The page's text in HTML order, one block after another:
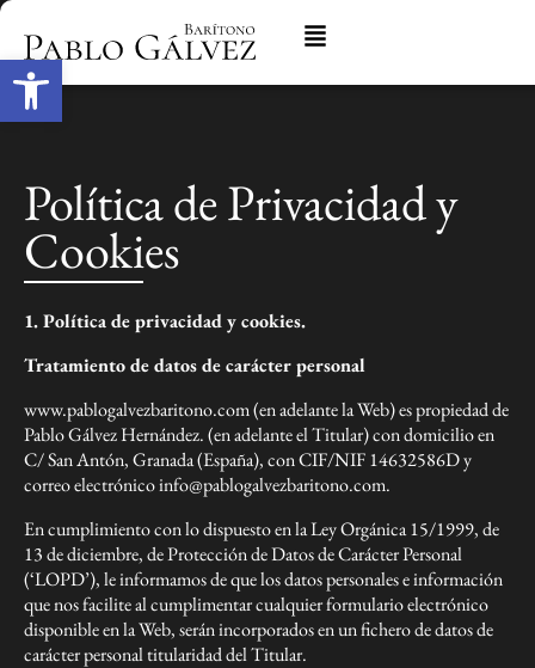
Abrir barra de herramientas
Política de Privacidad y
Cookies
1. Política de privacidad y cookies.
Tratamiento de datos de carácter personal
www.pablogalvezbaritono.com (en adelante la Web) es propiedad de
Pablo Gálvez Hernández. (en adelante el Titular) con domicilio en
C/ San Antón, Granada (España), con CIF/NIF 14632586D y
correo electrónico info@pablogalvezbaritono.com.
En cumplimiento con lo dispuesto en la Ley Orgánica 15/1999, de
13 de diciembre, de Protección de Datos de Carácter Personal
(‘LOPD’), le informamos de que los datos personales e información
que nos facilite al cumplimentar cualquier formulario electrónico
disponible en la Web, serán incorporados en un fichero de datos de
carácter personal titularidad del Titular.